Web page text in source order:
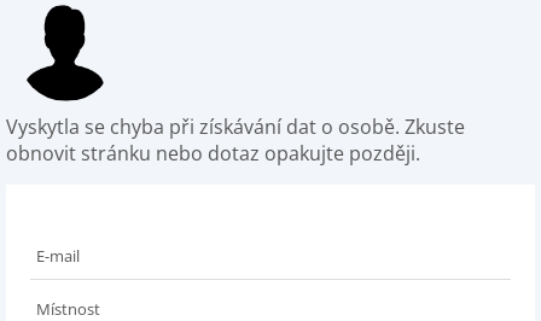
Vyskytla se chyba při získávání dat o osobě. Zkuste
obnovit stránku nebo dotaz opakujte později.
E-mail
Místnost